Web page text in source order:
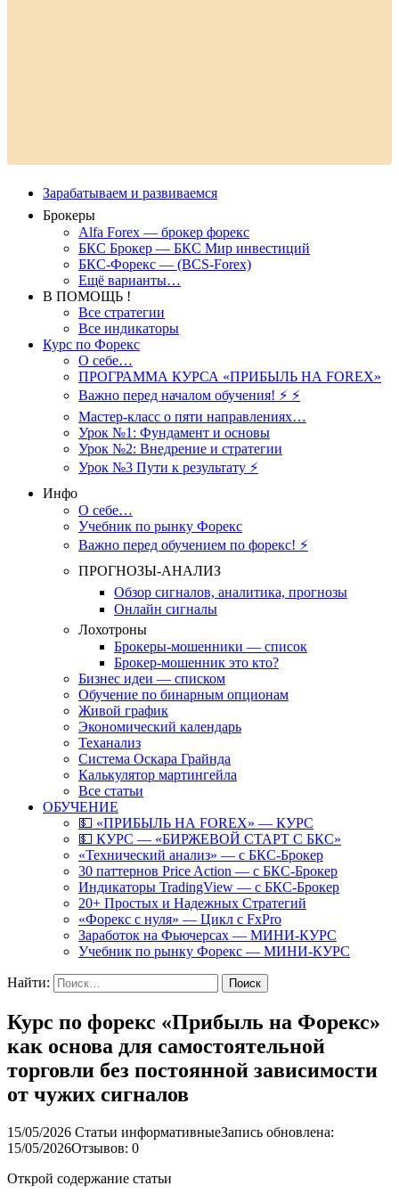
Зарабатываем и развиваемся
Брокеры
Alfa Forex — брокер форекс
БКС Брокер — БКС Мир инвестиций
БКС-Форекс — (BCS-Forex)
Ещё варианты…
В ПОМОЩЬ !
Все стратегии
Все индикаторы
Курс по Форекс
О себе…
ПРОГРАММА КУРСА «ПРИБЫЛЬ НА FOREX»
Важно перед началом обучения! ⚡ ⚡
Мастер-класс о пяти направлениях…
Урок №1: Фундамент и основы
Урок №2: Внедрение и стратегии
Урок №3 Пути к результату ⚡️
Инфо
О себе…
Учебник по рынку Форекс
Важно перед обучением по форекс! ⚡
ПРОГНОЗЫ-АНАЛИЗ
Обзор сигналов, аналитика, прогнозы
Онлайн сигналы
Лохотроны
Брокеры-мошенники — список
Брокер-мошенник это кто?
Бизнес идеи — списком
Обучение по бинарным опционам
Живой график
Экономический календарь
Теханализ
Система Оскара Грайнда
Калькулятор мартингейла
Все статьи
ОБУЧЕНИЕ
💵 «ПРИБЫЛЬ НА FOREX» — КУРС
💵 КУРС — «БИРЖЕВОЙ СТАРТ С БКС»
«Технический анализ» — с БКС-Брокер
30 паттернов Price Action — с БКС-Брокер
Индикаторы TradingView — с БКС-Брокер
20+ Простых и Надежных Стратегий
«Форекс с нуля» — Цикл с FxPro
Заработок на Фьючерсах — МИНИ-КУРС
Учебник по рынку Форекс — МИНИ-КУРС
Найти:
Курс по форекс «Прибыль на Форекс»
как основа для самостоятельной
торговли без постоянной зависимости
от чужих сигналов
15/05/2026 Статьи информативныеЗапись обновлена:
15/05/2026Отзывов: 0
Открой содержание статьи